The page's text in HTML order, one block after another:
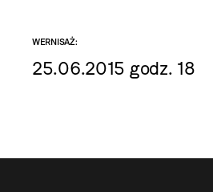
WERNISAŻ:
25.06.2015 godz. 18